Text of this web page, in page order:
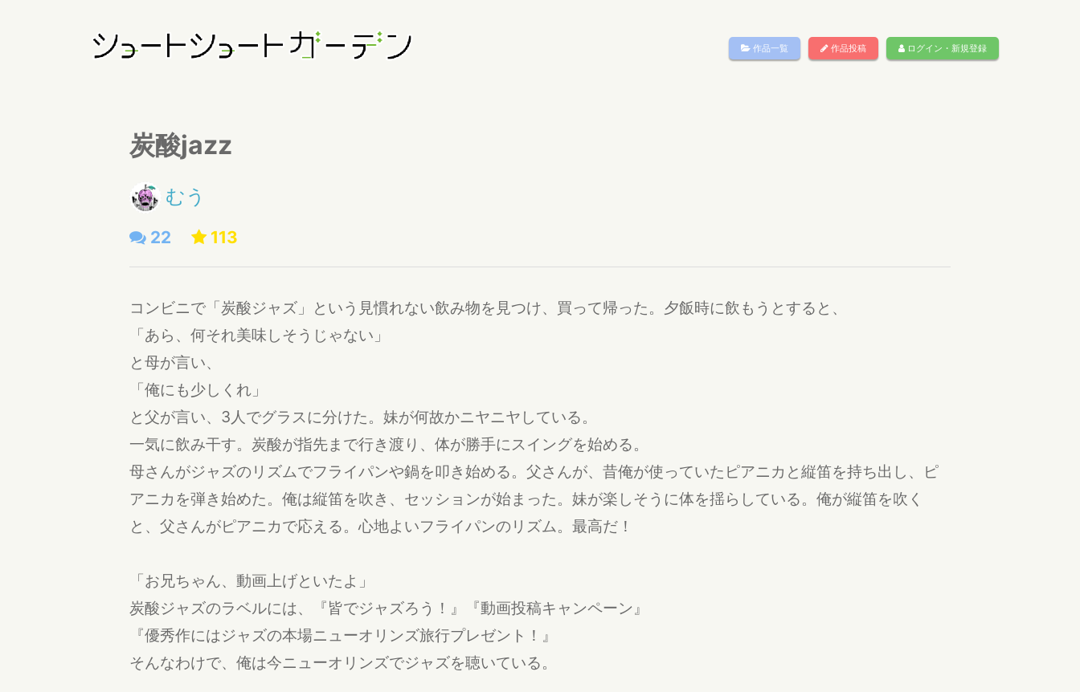
作品一覧 作品投稿 ログイン・新規登録
炭酸jazz
むう
22 113
コンビニで「炭酸ジャズ」という見慣れない飲み物を見つけ、買って帰った。夕飯時に飲もうとすると、
「あら、何それ美味しそうじゃない」
と母が言い、
「俺にも少しくれ」
と父が言い、3人でグラスに分けた。妹が何故かニヤニヤしている。
一気に飲み干す。炭酸が指先まで行き渡り、体が勝手にスイングを始める。
母さんがジャズのリズムでフライパンや鍋を叩き始める。父さんが、昔俺が使っていたピアニカと縦笛を持ち出し、ピ
アニカを弾き始めた。俺は縦笛を吹き、セッションが始まった。妹が楽しそうに体を揺らしている。俺が縦笛を吹く
と、父さんがピアニカで応える。心地よいフライパンのリズム。最高だ！
「お兄ちゃん、動画上げといたよ」
炭酸ジャズのラベルには、『皆でジャズろう！』『動画投稿キャンペーン』
『優秀作にはジャズの本場ニューオリンズ旅行プレゼント！』
そんなわけで、俺は今ニューオリンズでジャズを聴いている。